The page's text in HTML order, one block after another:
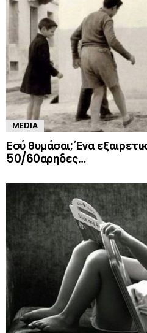
MEDIA
Εσύ θυμάσαι; Ένα
50/60αρηδες…